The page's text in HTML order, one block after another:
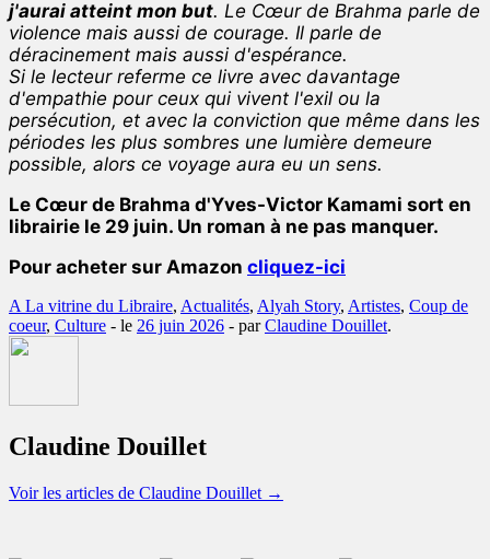
j'aurai atteint mon but. Le Cœur de Brahma parle de
violence mais aussi de courage. Il parle de
déracinement mais aussi d'espérance.
Si le lecteur referme ce livre avec davantage
d'empathie pour ceux qui vivent l'exil ou la
persécution, et avec la conviction que même dans les
périodes les plus sombres une lumière demeure
possible, alors ce voyage aura eu un sens.
Le Cœur de Brahma d'Yves-Victor Kamami sort en
librairie le 29 juin. Un roman à ne pas manquer.
Pour acheter sur Amazon cliquez-ici
A La vitrine du Libraire, Actualités, Alyah Story, Artistes, Coup de
coeur, Culture - le 26 juin 2026 - parClaudine Douillet.
Claudine Douillet
Voir les articles de Claudine Douillet →